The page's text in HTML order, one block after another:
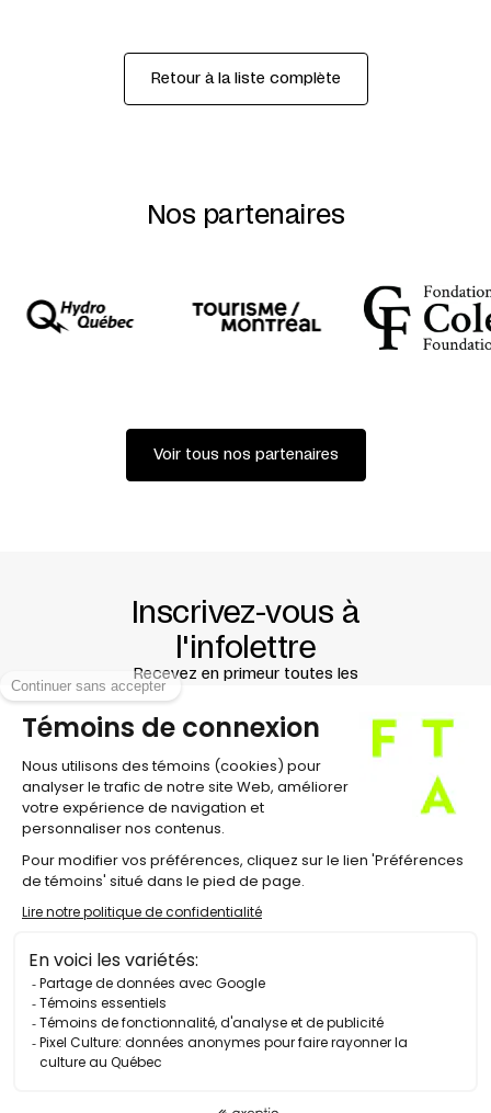
Retour à la liste complète
Nos partenaires
Voir tous nos partenaires
Inscrivez-vous à
l'infolettre
Recevez en primeur toutes les
À propos
Équipe et direction
Contact
Carrières
Salle de presse
Éditions antérieures
Politique de confidentialité
Préférences cookies
© 2026 Festival TransAmériques. Tous droits